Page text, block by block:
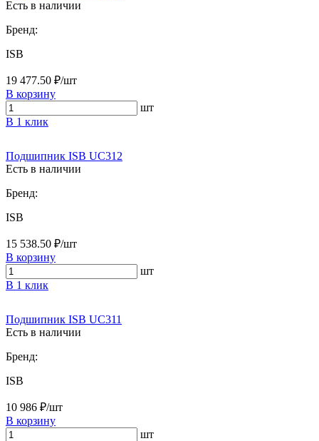
Есть в наличии
Бренд:
ISB
19 477.50 ₽/шт
В корзину
шт
В 1 клик
Подшипник ISB UC312
Есть в наличии
Бренд:
ISB
15 538.50 ₽/шт
В корзину
шт
В 1 клик
Подшипник ISB UC311
Есть в наличии
Бренд:
ISB
10 986 ₽/шт
В корзину
шт